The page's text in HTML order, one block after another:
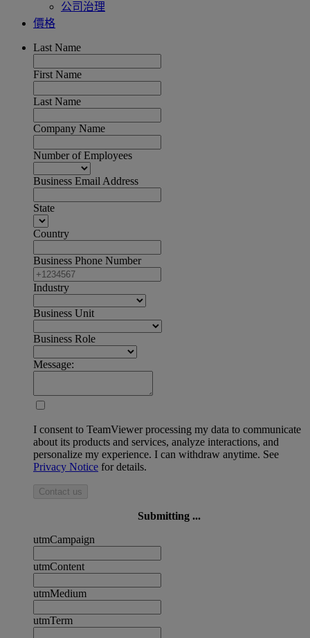
公司治理
價格
Last Name
First Name
Last Name
Company Name
Number of Employees
Business Email Address
State
Country
Business Phone Number
Industry
Business Unit
Business Role
Message:
I consent to TeamViewer processing my data to communicate
about its products and services, analyze interactions, and
personalize my experience. I can withdraw anytime. See
Privacy Notice for details.
Contact us
Submitting ...
utmCampaign
utmContent
utmMedium
utmTerm